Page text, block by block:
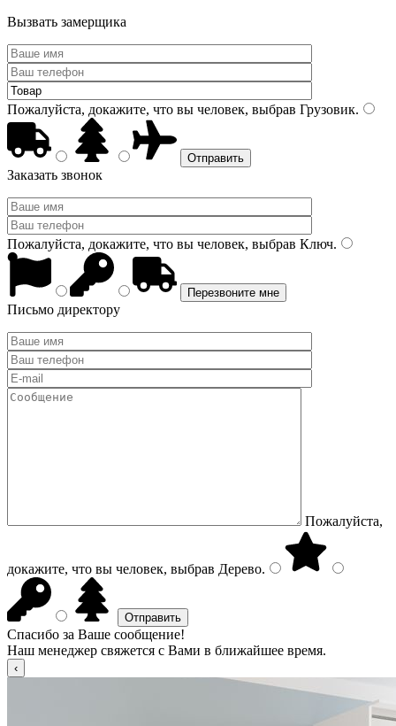
Вызвать замерщика
Пожалуйста, докажите, что вы человек, выбрав Грузовик.
Заказать звонок
Пожалуйста, докажите, что вы человек, выбрав Ключ.
Письмо директору
Пожалуйста,
докажите, что вы человек, выбрав Дерево.
Спасибо за Ваше сообщение!
Наш менеджер свяжется с Вами в ближайшее время.